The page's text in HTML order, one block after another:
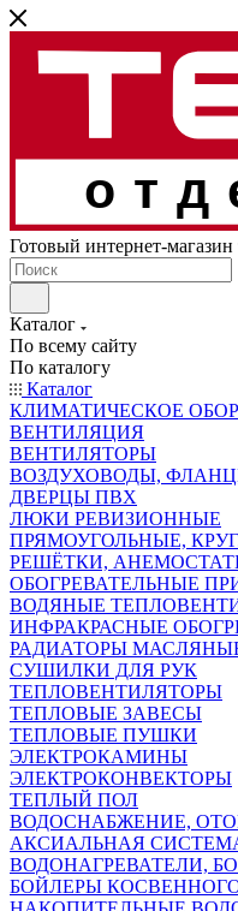
Готовый интернет-магазин
Каталог
По всему сайту
По каталогу
Каталог
КЛИМАТИЧЕСКОЕ
ВЕНТИЛЯЦИЯ
ВЕНТИЛЯТОРЫ
ВОЗДУХОВОДЫ,
ДВЕРЦЫ ПВХ
ЛЮКИ РЕВИЗИОННЫЕ
ПРЯМОУГОЛЬНЫЕ,
РЕШЁТКИ,
ОБОГРЕВАТЕЛЬНЫЕ
ВОДЯНЫЕ
ИНФРАКРАСНЫЕ
РАДИАТОРЫ
СУШИЛКИ ДЛЯ РУК
ТЕПЛОВЕНТИЛЯТОРЫ
ТЕПЛОВЫЕ ЗАВЕСЫ
ТЕПЛОВЫЕ ПУШКИ
ЭЛЕКТРОКАМИНЫ
ЭЛЕКТРОКОНВЕКТОРЫ
ТЕПЛЫЙ ПОЛ
ВОДОСНАБЖЕНИЕ,
АКСИАЛЬНАЯ
ВОДОНАГРЕВАТЕЛИ,
БОЙЛЕРЫ